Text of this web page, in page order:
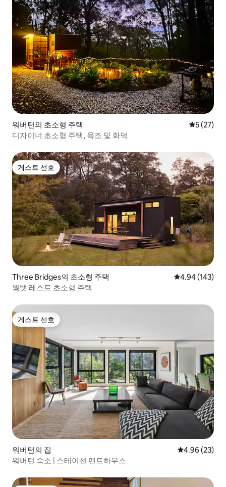
워버턴의 초소형 주택 평점 5점
5 (27)
디자이너 초소형 주택, 욕조 및 화덕
게스트 선호
게스트 선호
Three Bridges의 초소형 주택 평점 4.94점(5
4.94 (143)
웜뱃 레스트 초소형 주택
게스트 선호
게스트 선호
워버턴의 집 평점 4.96점(5
4.96 (23)
워버턴 숙소 | 스테이션 펜트하우스